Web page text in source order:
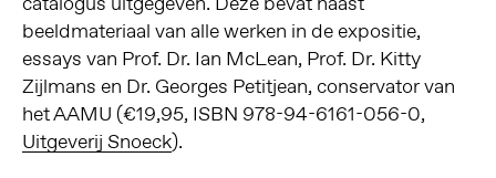
beeldmateriaal van alle werken in de expositie,
essays van Prof. Dr. Ian McLean, Prof. Dr. Kitty
Zijlmans en Dr. Georges Petitjean, conservator van
het AAMU (€19,95, ISBN 978-94-6161-056-0,
Uitgeverij Snoeck).